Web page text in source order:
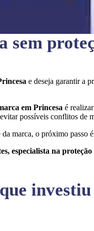
sem
e deseja garantir a
em Princesa é
possíveis conflitos de
marca, o próximo passo
especialista na